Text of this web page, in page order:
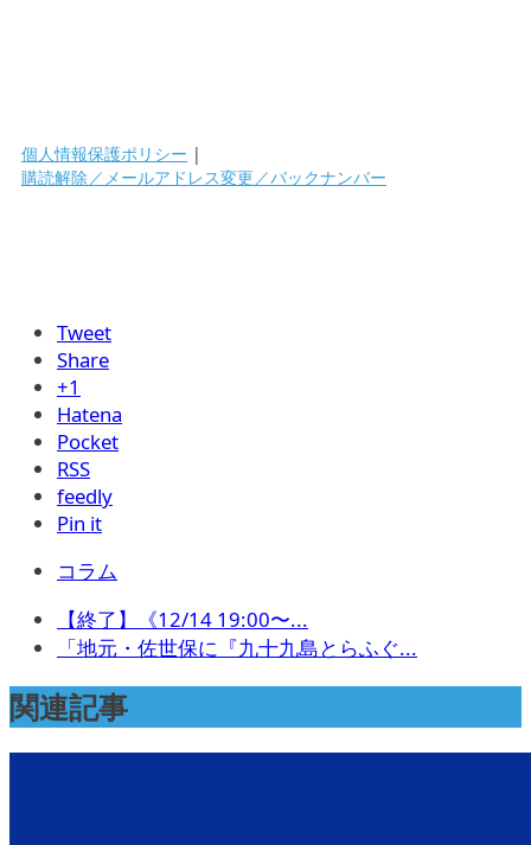
個人情報保護ポリシー |
購読解除／メールアドレス変更／バックナンバー
Tweet
Share
+1
Hatena
Pocket
RSS
feedly
Pin it
コラム
【終了】《12/14 19:00〜...
「地元・佐世保に『九十九島とらふぐ...
関連記事